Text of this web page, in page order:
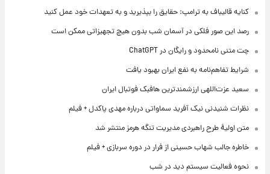
کنایه قالیباف به ترامپ: حقایق را بپذیرید و به تعهدات خود عمل کنید
رصد این صور فلکی در آسمان شب بدون هیچ تجهیزاتی ممکن است
چت متنی نامحدود و رایگان در ChatGPT
شرایط تفاهم‌نامه به نفع ایران بهبود یافت
سعید عزت‌اللهی ارزشمندترین هافبک فوتبال ایران
نظرات شنیدنی نیک آفرید سماواتی درباره مهدی پاکدل + فیلم
متن اولیۀ طرح راهبردی مدیریت تنگه هرمز منتشر شد
خاطره جالب شهاب حسینی از فرار در دوره سربازی + فیلم
نحوه فعالیت سیستم دید در شب